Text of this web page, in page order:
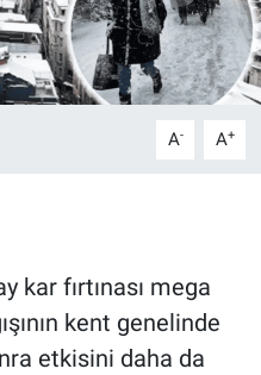
A- A+
kar fırtınası mega
kent genelinde
etkisini daha da